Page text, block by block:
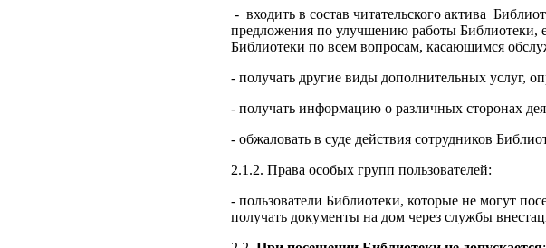
- входить в состав читательского актива
предложения по улучшению работы Библиотеки,
Библиотеки по всем вопросам, касающимся
- получать другие виды дополнительных услуг,
- получать информацию о различных сторонах
- обжаловать в суде действия сотрудников
2.1.2. Права особых групп пользователей:
- пользователи Библиотеки, которые не могут
получать документы на дом через службы